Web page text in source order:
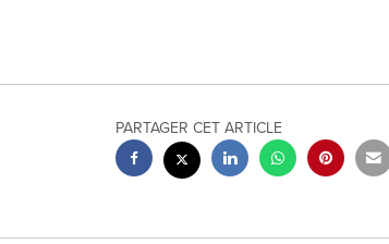
PARTAGER CET ARTICLE